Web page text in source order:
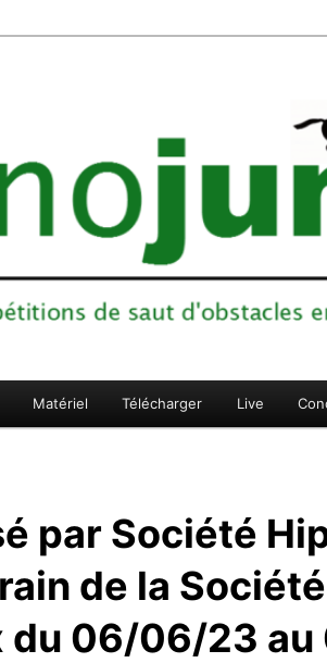
Matériel Télécharger Live
par Société
de la
du 06/06/23